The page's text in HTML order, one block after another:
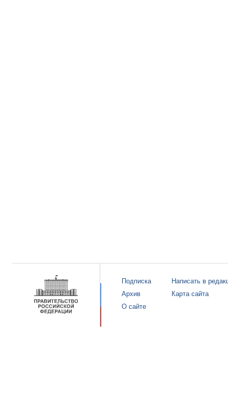
Подписка
Архив
О сайте
Написать в
Карта сайта